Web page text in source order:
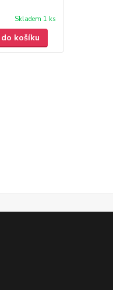
Skladem 1 ks
košíku